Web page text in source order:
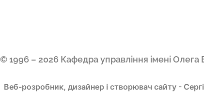
© 1996 – 2026 Кафедра управління імені Олега
Веб-розробник, дизайнер і створювач сайту -